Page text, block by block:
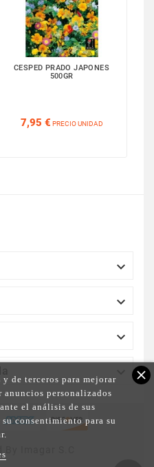
CESPED PRADO JAPONES
500GR
7,95 € PRECIO UNIDAD



close
de terceros para mejorar
personalizados
el análisis de sus
consentimiento para su
Imagar S.C